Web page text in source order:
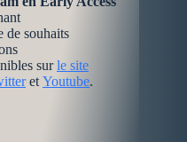
de souhaits
surle site
et Youtube.